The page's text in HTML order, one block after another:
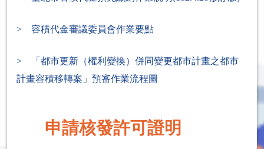
> 容積代金審議委員會作業要點
> 「都市更新（權利變換）併同變更都市計畫之都市
計畫容積移轉案」預審作業流程圖
申請核發許可證明